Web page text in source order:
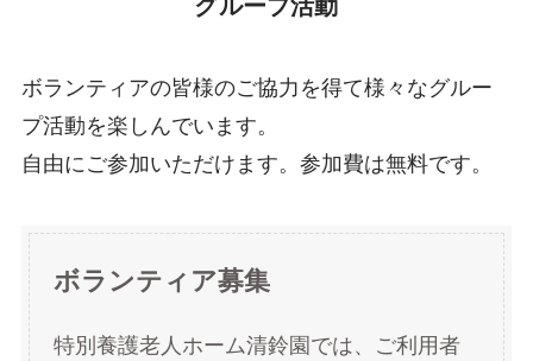
グループ活動
ボランティアの皆様のご協力を得て様々なグルー
プ活動を楽しんでいます。
自由にご参加いただけます。参加費は無料です。
ボランティア募集
特別養護老人ホーム清鈴園では、ご利用者